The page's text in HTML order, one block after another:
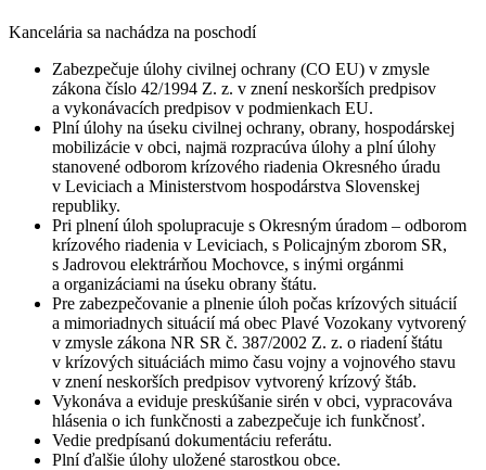
Kancelária sa nachádza na poschodí
Zabezpečuje úlohy civilnej ochrany (CO EU) v zmysle
zákona číslo 42/1994 Z. z. v znení neskorších predpisov
a vykonávacích predpisov v podmienkach EU.
Plní úlohy na úseku civilnej ochrany, obrany, hospodárskej
mobilizácie v obci, najmä rozpracúva úlohy a plní úlohy
stanovené odborom krízového riadenia Okresného úradu
v Leviciach a Ministerstvom hospodárstva Slovenskej
republiky.
Pri plnení úloh spolupracuje s Okresným úradom – odborom
krízového riadenia v Leviciach, s Policajným zborom SR,
s Jadrovou elektrárňou Mochovce, s inými orgánmi
a organizáciami na úseku obrany štátu.
Pre zabezpečovanie a plnenie úloh počas krízových situácií
a mimoriadnych situácií má obec Plavé Vozokany vytvorený
v zmysle zákona NR SR č. 387/2002 Z. z. o riadení štátu
v krízových situáciách mimo času vojny a vojnového stavu
v znení neskorších predpisov vytvorený krízový štáb.
Vykonáva a eviduje preskúšanie sirén v obci, vypracováva
hlásenia o ich funkčnosti a zabezpečuje ich funkčnosť.
Vedie predpísanú dokumentáciu referátu.
Plní ďalšie úlohy uložené starostkou obce.